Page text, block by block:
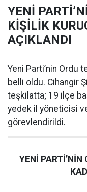
YENİ
KİŞİLİK
AÇIKLANDI
Yeni Parti’nin Ordu
belli oldu. Cihangir
teşkilatta; 19 ilçe
yedek il yöneticisi
görevlendirildi.
YENİ PARTİ’NİN